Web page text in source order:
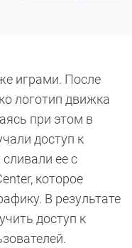
играми. После
логотип движка
при этом в
доступ к
ее с
которое
В результате
доступ к